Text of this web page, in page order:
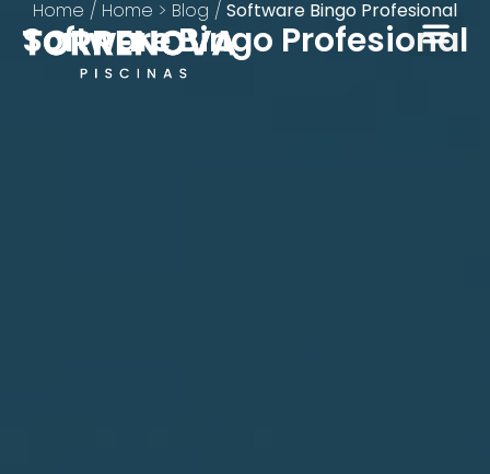
Home / Home > Blog / Software Bingo Profesional
Software Bingo Profesional